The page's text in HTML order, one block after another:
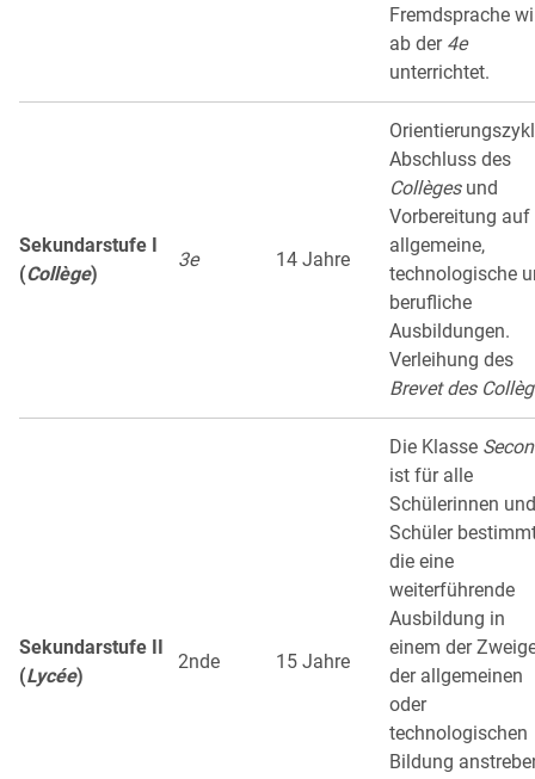
Fremdsprache
ab der 4e
unterrichtet.
Sekundarstufe I
(Collège)
3e 14 Jahre
Abschluss des
Collègesund
Vorbereitung auf
allgemeine,
technologische
berufliche
Ausbildungen.
Verleihung des
Brevet des
Sekundarstufe II
(Lycée)
2nde 15 Jahre
Die Klasse
ist für alle
Schülerinnen und
Schüler
die eine
weiterführende
Ausbildung in
einem der
der allgemeinen
oder
technologischen
Bildung